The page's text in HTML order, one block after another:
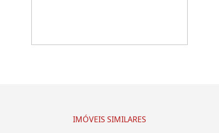
IMÓVEIS SIMILARES